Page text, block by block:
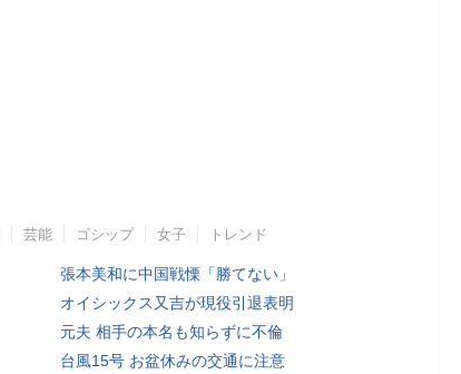
芸能 ゴシップ 女子 トレンド
張本美和に中国戦慄「勝てない」
オイシックス又吉が現役引退表明
元夫 相手の本名も知らずに不倫
台風15号 お盆休みの交通に注意